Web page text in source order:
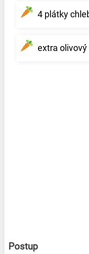
4 plátky
extra
Postup